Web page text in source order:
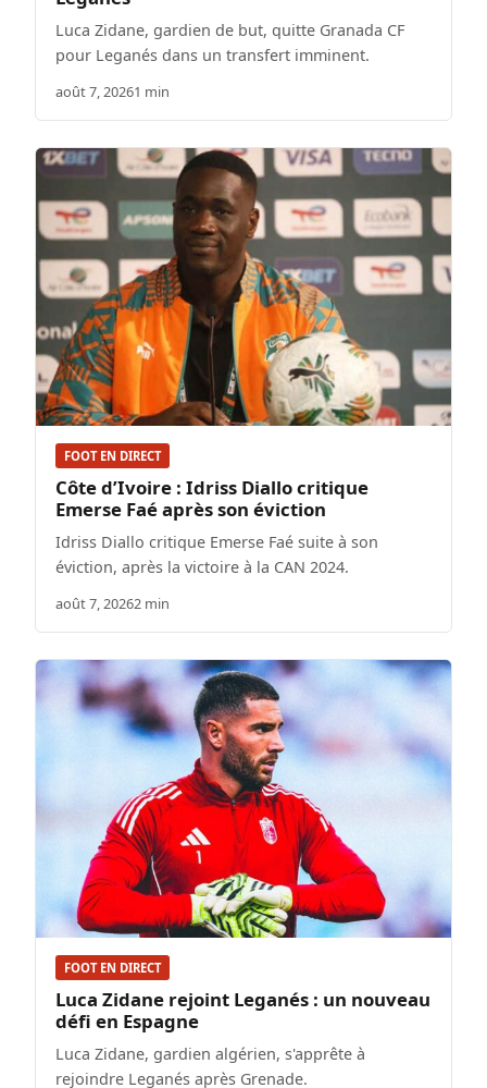
Luca Zidane, gardien de but, quitte Granada CF
pour Leganés dans un transfert imminent.
août 7, 20261 min
FOOT EN DIRECT
Côte d’Ivoire : Idriss Diallo critique
Emerse Faé après son éviction
Idriss Diallo critique Emerse Faé suite à son
éviction, après la victoire à la CAN 2024.
août 7, 20262 min
FOOT EN DIRECT
Luca Zidane rejoint Leganés : un nouveau
défi en Espagne
Luca Zidane, gardien algérien, s'apprête à
rejoindre Leganés après Grenade.